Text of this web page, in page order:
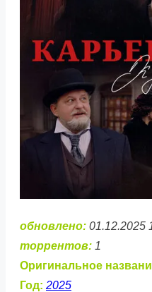
обновлено: 01.12.2025
торрентов: 1
Оригинальное
Год: 2025